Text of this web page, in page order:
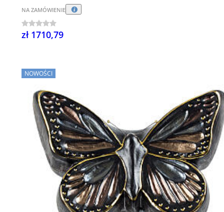
NA ZAMÓWIENIE
zł 1710,79
NOWOŚCI